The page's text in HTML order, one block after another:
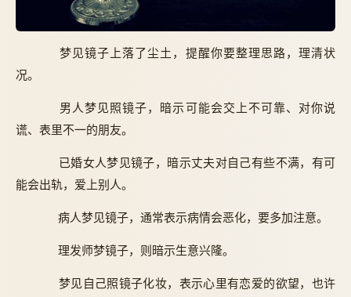
梦见镜子上落了尘土，提醒你要整理思路，理清状
况。
男人梦见照镜子，暗示可能会交上不可靠、对你说
谎、表里不一的朋友。
已婚女人梦见镜子，暗示丈夫对自己有些不满，有可
能会出轨，爱上别人。
病人梦见镜子，通常表示病情会恶化，要多加注意。
理发师梦镜子，则暗示生意兴隆。
梦见自己照镜子化妆，表示心里有恋爱的欲望，也许